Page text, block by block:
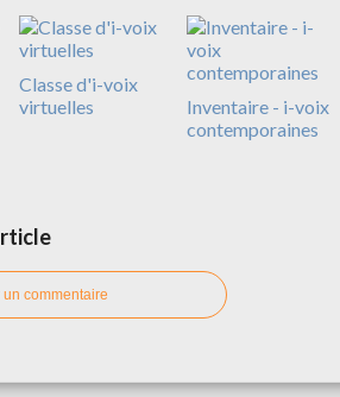
Classe d'i-voix
virtuelles
Inventaire - i-voix
contemporaines
un commentaire